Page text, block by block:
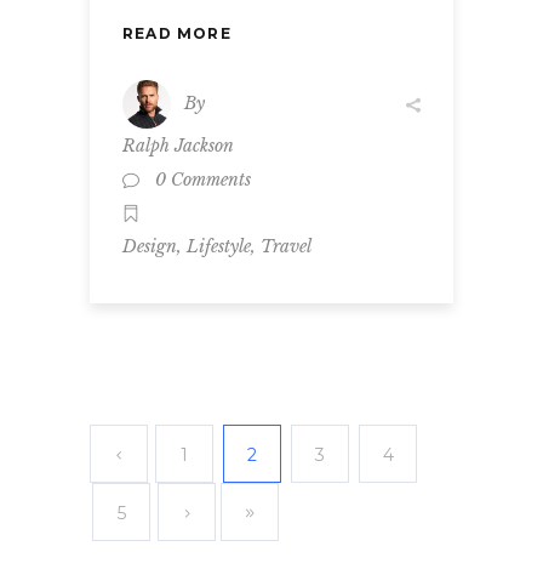
READ MORE
By
Ralph Jackson
0 Comments
Design, Lifestyle, Travel
1 2 3 4
5